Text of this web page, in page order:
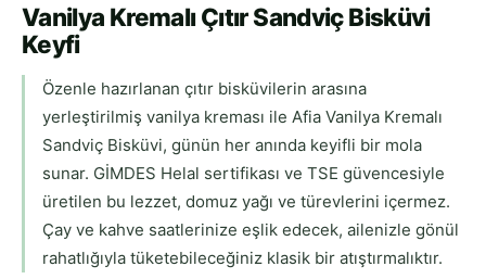
Vanilya Kremalı Çıtır Sandviç Bisküvi
Keyfi
Özenle hazırlanan çıtır bisküvilerin arasına
yerleştirilmiş vanilya kreması ile Afia Vanilya Kremalı
Sandviç Bisküvi, günün her anında keyifli bir mola
sunar. GİMDES Helal sertifikası ve TSE güvencesiyle
üretilen bu lezzet, domuz yağı ve türevlerini içermez.
Çay ve kahve saatlerinize eşlik edecek, ailenizle gönül
rahatlığıyla tüketebileceğiniz klasik bir atıştırmalıktır.